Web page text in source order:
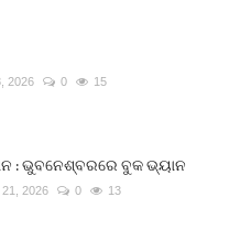
2026 0 15
: ଭୁବନେଶ୍ବରରେ ବୁକ ଭ୍ୟାନ
21, 2026 0 13